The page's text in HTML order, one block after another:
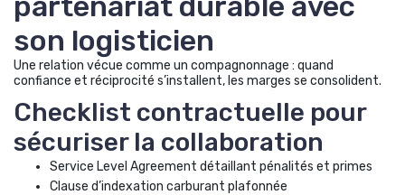
son logisticien
Une relation vécue comme un compagnonnage : quand
confiance et réciprocité s’installent, les marges se consolident.
Checklist contractuelle pour
sécuriser la collaboration
Service Level Agreement détaillant pénalités et primes
Clause d’indexation carburant plafonnée